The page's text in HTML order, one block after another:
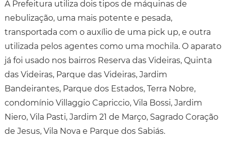
A Prefeitura utiliza dois tipos de máquinas de
nebulização, uma mais potente e pesada,
transportada com o auxílio de uma pick up, e outra
utilizada pelos agentes como uma mochila. O aparato
já foi usado nos bairros Reserva das Videiras, Quinta
das Videiras, Parque das Videiras, Jardim
Bandeirantes, Parque dos Estados, Terra Nobre,
condomínio Villaggio Capriccio, Vila Bossi, Jardim
Niero, Vila Pasti, Jardim 21 de Março, Sagrado Coração
de Jesus, Vila Nova e Parque dos Sabiás.